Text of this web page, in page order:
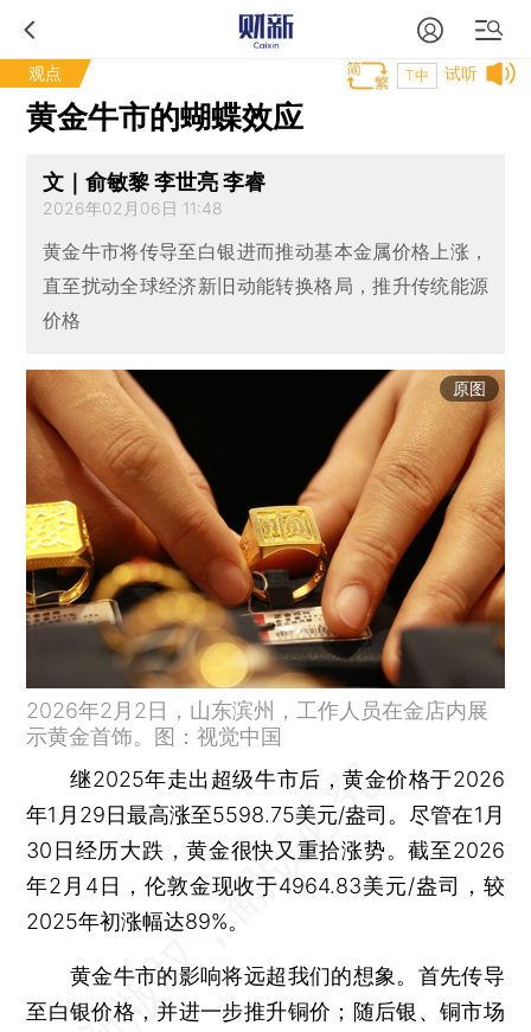
观点 试听
T中
黄金牛市的蝴蝶效应
文｜俞敏黎 李世亮 李睿
2026年02月06日 11:48
黄金牛市将传导至白银进而推动基本金属价格上涨，
直至扰动全球经济新旧动能转换格局，推升传统能源
价格
原图
2026年2月2日，山东滨州，工作人员在金店内展
示黄金首饰。图：视觉中国
继2025年走出超级牛市后，黄金价格于2026
年1月29日最高涨至5598.75美元/盎司。尽管在1月
30日经历大跌，黄金很快又重拾涨势。截至2026
年2月4日，伦敦金现收于4964.83美元/盎司，较
2025年初涨幅达89%。
黄金牛市的影响将远超我们的想象。首先传导
至白银价格，并进一步推升铜价；随后银、铜市场